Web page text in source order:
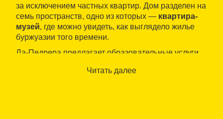
за исключением частных квартир. Дом разделен на
семь пространств, одно из которых — квартира-
музей, где можно увидеть, как выглядело жилье
буржуазии того времени.
Ла-Педрера предлагает образовательные услуги
конференц-зал,
Читать далее